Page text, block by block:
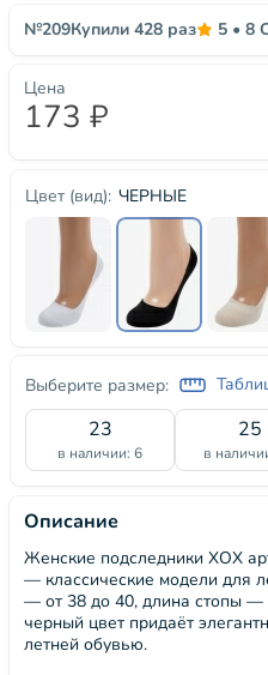
№209Купили 428 раз 5 • 8
Цвет (вид): ЧЕРНЫЕ
Выберите размер:
23
в наличии: 6
25
в
Цена
173 ₽
Описание
Женские подследники ХОХ
— классические модели для
— от 38 до 40, длина стопы
черный цвет придаёт
летней обувью.